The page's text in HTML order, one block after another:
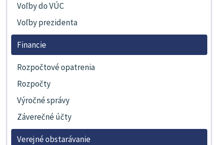
Voľby do VÚC
Voľby prezidenta
Financie
Rozpočtové opatrenia
Rozpočty
Výročné správy
Záverečné účty
Verejné obstarávanie